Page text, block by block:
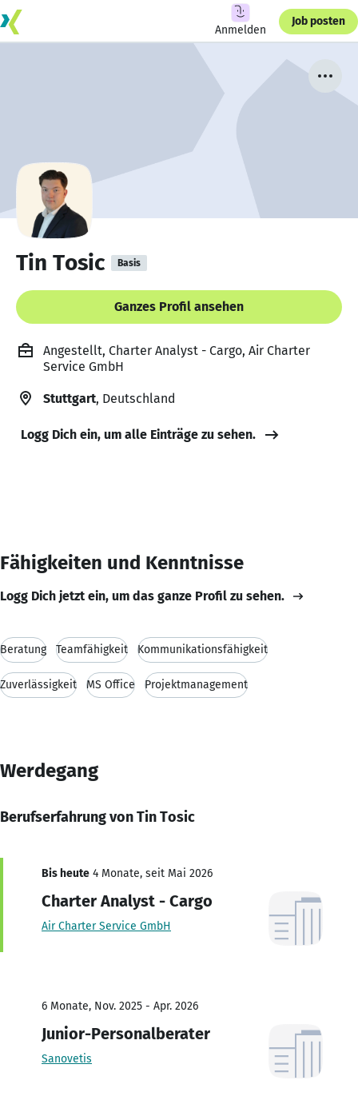
Anmelden
Job posten
Tin Tosic Basis
Ganzes Profil ansehen
Angestellt, Charter Analyst - Cargo, Air Charter
Service GmbH
Stuttgart, Deutschland
Logg Dich ein, um alle Einträge zu sehen.
Fähigkeiten und Kenntnisse
Logg Dich jetzt ein, um das ganze Profil zu sehen.
Beratung Teamfähigkeit Kommunikationsfähigkeit
Zuverlässigkeit MS Office Projektmanagement
Werdegang
Berufserfahrung von Tin Tosic
Bis heute 4 Monate, seit Mai 2026
Charter Analyst - Cargo
Air Charter Service GmbH
6 Monate, Nov. 2025 - Apr. 2026
Junior-Personalberater
Sanovetis